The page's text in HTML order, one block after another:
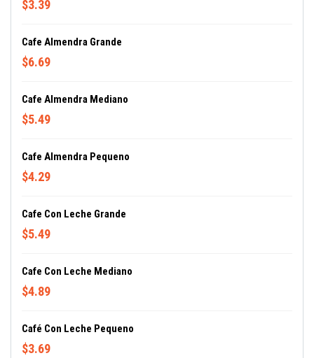
$3.39
Cafe Almendra Grande
$6.69
Cafe Almendra Mediano
$5.49
Cafe Almendra Pequeno
$4.29
Cafe Con Leche Grande
$5.49
Cafe Con Leche Mediano
$4.89
Café Con Leche Pequeno
$3.69